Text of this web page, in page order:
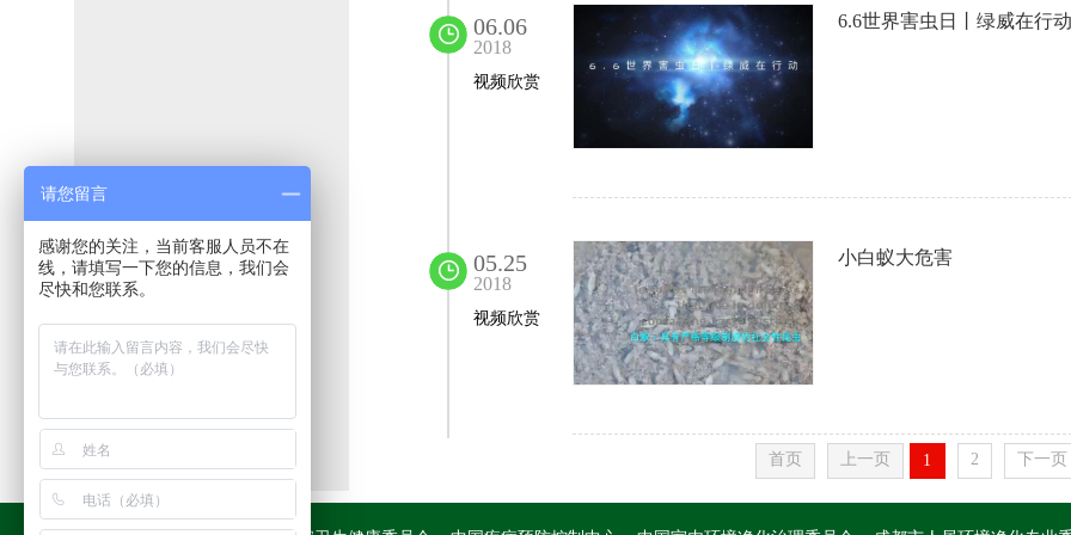
06.06
2018
视频欣赏
6.6世界害虫日丨绿威在行动
05.25
2018
视频欣赏
小白蚁大危害
首页 上一页 1 2 下一页
请您留言
感谢您的关注，当前客服人员不在
线，请填写一下您的信息，我们会
尽快和您联系。